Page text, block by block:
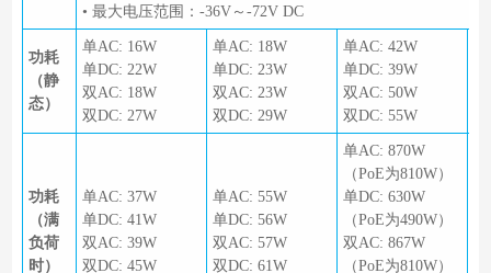
• 最大电压范围：-36V～-72V DC
功耗
（静
态）
单AC: 16W
单DC: 22W
双AC: 18W
双DC: 27W
单AC: 18W
单DC: 23W
双AC: 23W
双DC: 29W
单AC: 42W
单DC: 39W
双AC: 50W
双DC: 55W
功耗
（满
负荷
时）
单AC: 37W
单DC: 41W
双AC: 39W
双DC: 45W
单AC: 55W
单DC: 56W
双AC: 57W
双DC: 61W
单AC: 870W
（PoE为810W）
单DC: 630W
（PoE为490W）
双AC: 867W
（PoE为810W）